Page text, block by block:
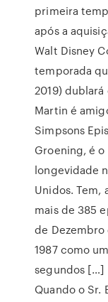
primeira
após a
Walt Disney
temporada
2019)
Martin é
Simpsons
Groening, é
longevidade
Unidos. Tem,
mais de 385
de
1987 como
segundos […]
Quando o Sr.